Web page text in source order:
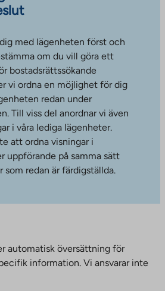
med lägenheten först och
om du vill göra ett
bostadsrättssökande
vi ordna en möjlighet för dig
redan under
Till viss del anordnar vi även
i våra lediga lägenheter.
att ordna visningar i
uppförande på samma sätt
som redan är färdigställda.
automatisk översättning för
information. Vi ansvarar inte